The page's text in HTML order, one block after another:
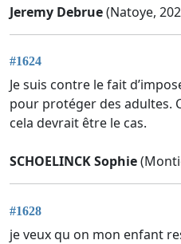
Jeremy Debrue(Natoye,
#1624
Je suis contre le fait
pour protéger des adultes.
cela devrait être le cas.
SCHOELINCK Sophie
#1628
je veux qu on mon enfant